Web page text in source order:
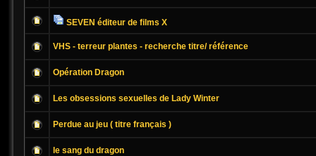
SEVEN éditeur de films X
VHS - terreur plantes - recherche titre/ référence
Opération Dragon
Les obsessions sexuelles de Lady Winter
Perdue au jeu ( titre français )
le sang du dragon